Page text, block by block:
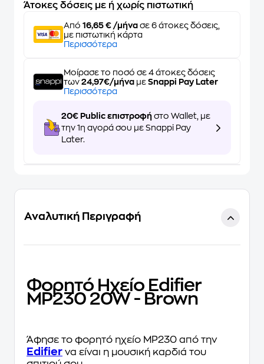
Άτοκες δόσεις με ή χωρίς πιστωτική
Από 16,65 € /μήνα σε 6 άτοκες δόσεις,
με πιστωτική κάρτα
Περισσότερα
Μοίρασε το ποσό σε 4 άτοκες δόσεις
των 24,97€/μήνα με Snappi Pay Later
Περισσότερα
20€ Public επιστροφή στο Wallet, με
την 1η αγορά σου με Snappi Pay
Later.
Αναλυτική Περιγραφή
Φορητό Ηχείο Edifier
MP230 20W - Brown
Άφησε το φορητό ηχείο MP230 από την
Edifier να είναι η μουσική καρδιά του